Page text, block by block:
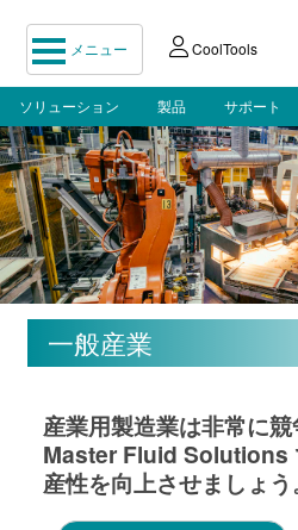
メニュー CoolTools
ソリューション 製品 サポート
一般産業
産業用製造業は非常に競
Master Fluid Solutions
産性を向上させましょう